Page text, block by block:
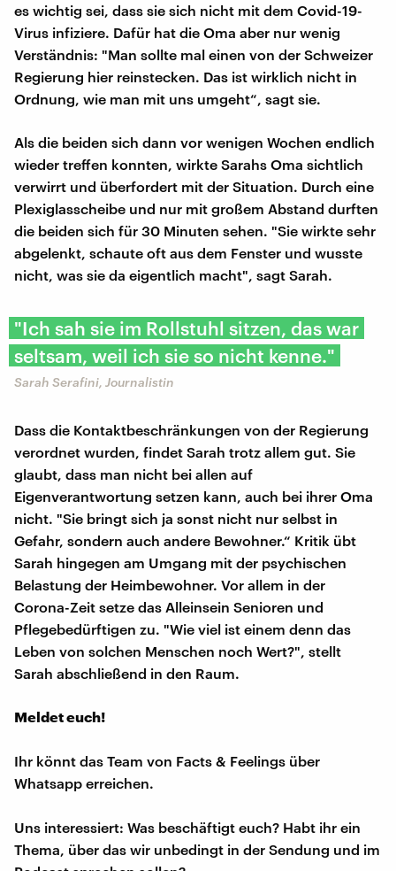
es wichtig sei, dass sie sich nicht mit dem Covid-19-
Virus infiziere. Dafür hat die Oma aber nur wenig
Verständnis: "Man sollte mal einen von der Schweizer
Regierung hier reinstecken. Das ist wirklich nicht in
Ordnung, wie man mit uns umgeht“, sagt sie.
Als die beiden sich dann vor wenigen Wochen endlich
wieder treffen konnten, wirkte Sarahs Oma sichtlich
verwirrt und überfordert mit der Situation. Durch eine
Plexiglasscheibe und nur mit großem Abstand durften
die beiden sich für 30 Minuten sehen. "Sie wirkte sehr
abgelenkt, schaute oft aus dem Fenster und wusste
nicht, was sie da eigentlich macht", sagt Sarah.
"Ich sah sie im Rollstuhl sitzen, das war
seltsam, weil ich sie so nicht kenne."
Sarah Serafini, Journalistin
Dass die Kontaktbeschränkungen von der Regierung
verordnet wurden, findet Sarah trotz allem gut. Sie
glaubt, dass man nicht bei allen auf
Eigenverantwortung setzen kann, auch bei ihrer Oma
nicht. "Sie bringt sich ja sonst nicht nur selbst in
Gefahr, sondern auch andere Bewohner.“ Kritik übt
Sarah hingegen am Umgang mit der psychischen
Belastung der Heimbewohner. Vor allem in der
Corona-Zeit setze das Alleinsein Senioren und
Pflegebedürftigen zu. "Wie viel ist einem denn das
Leben von solchen Menschen noch Wert?", stellt
Sarah abschließend in den Raum.
Meldet euch!
Ihr könnt das Team von Facts & Feelings über
Whatsapp erreichen.
Uns interessiert: Was beschäftigt euch? Habt ihr ein
Thema, über das wir unbedingt in der Sendung und im